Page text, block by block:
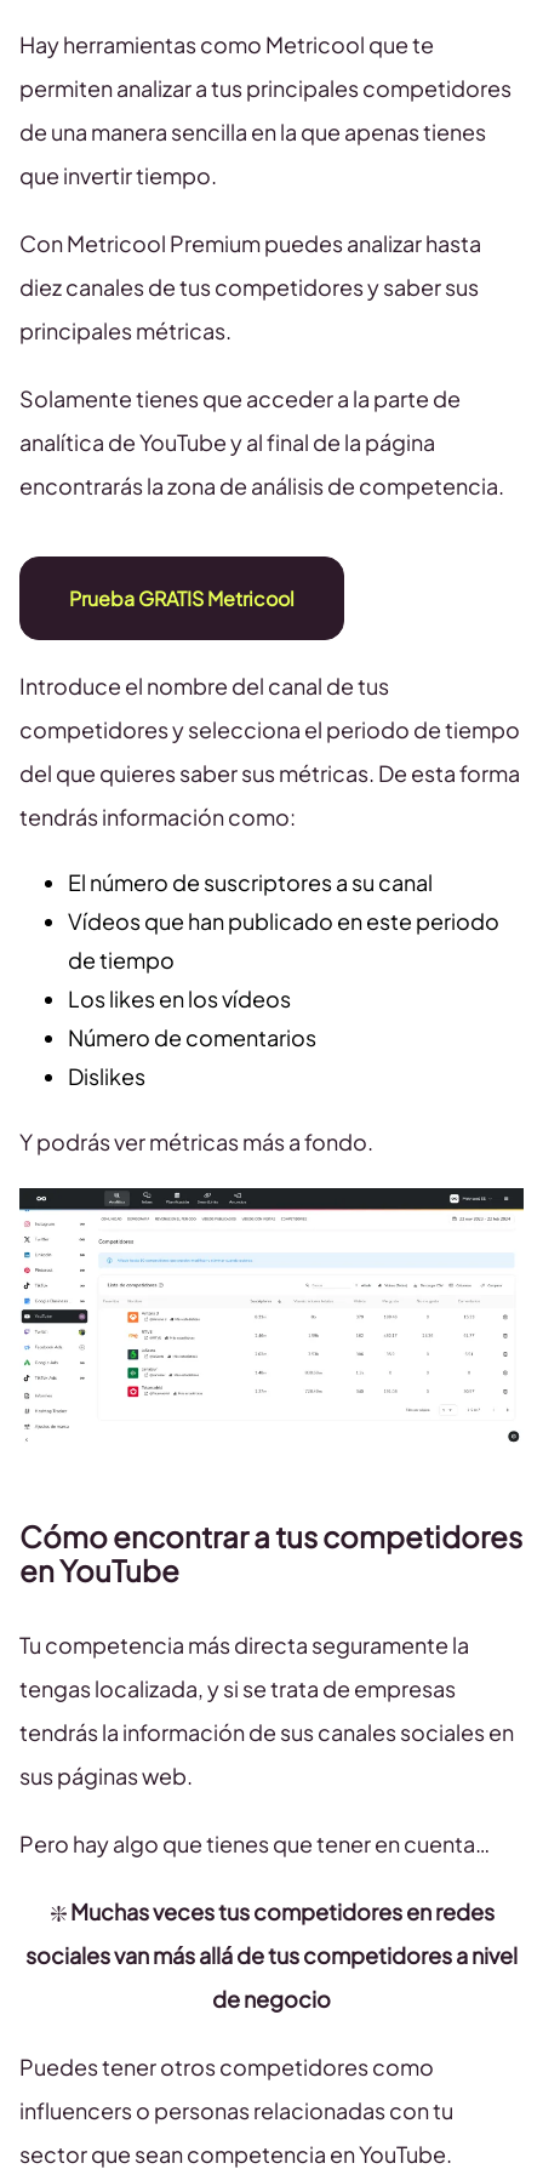
Hay herramientas como Metricool que te
permiten analizar a tus principales competidores
de una manera sencilla en la que apenas tienes
que invertir tiempo.
Con Metricool Premium puedes analizar hasta
diez canales de tus competidores y saber sus
principales métricas.
Solamente tienes que acceder a la parte de
analítica de YouTube y al final de la página
encontrarás la zona de análisis de competencia.
Prueba GRATIS Metricool
Introduce el nombre del canal de tus
competidores y selecciona el periodo de tiempo
del que quieres saber sus métricas. De esta forma
tendrás información como:
El número de suscriptores a su canal
Vídeos que han publicado en este periodo
de tiempo
Los likes en los vídeos
Número de comentarios
Dislikes
Y podrás ver métricas más a fondo.
Cómo encontrar a tus competidores
en YouTube
Tu competencia más directa seguramente la
tengas localizada, y si se trata de empresas
tendrás la información de sus canales sociales en
sus páginas web.
Pero hay algo que tienes que tener en cuenta…
❇️Muchas veces tus competidores en redes
sociales van más allá de tus competidores a nivel
de negocio
Puedes tener otros competidores como
influencers o personas relacionadas con tu
sector que sean competencia en YouTube.